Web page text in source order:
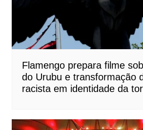
Flamengo prepara filme
do Urubu e transformação
racista em identidade da